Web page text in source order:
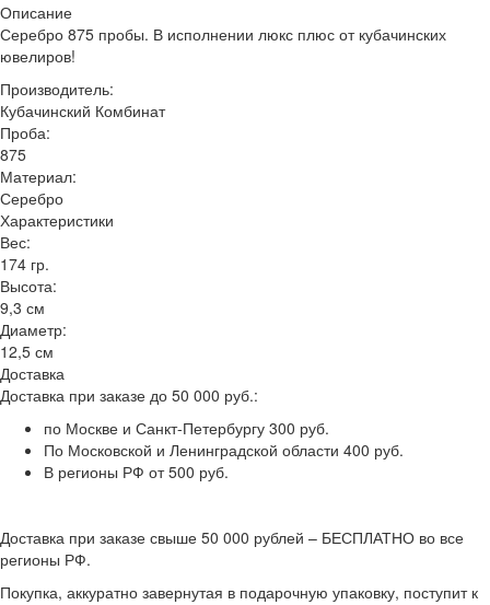
Описание
Серебро 875 пробы. В исполнении люкс плюс от кубачинских
ювелиров!
Производитель:
Кубачинский Комбинат
Проба:
875
Материал:
Серебро
Характеристики
Вес:
174 гр.
Высота:
9,3 см
Диаметр:
12,5 см
Доставка
Доставка при заказе до 50 000 руб.:
по Москве и Санкт-Петербургу 300 руб.
По Московской и Ленинградской области 400 руб.
В регионы РФ от 500 руб.
Доставка при заказе свыше 50 000 рублей – БЕСПЛАТНО во все
регионы РФ.
Покупка, аккуратно завернутая в подарочную упаковку, поступит к